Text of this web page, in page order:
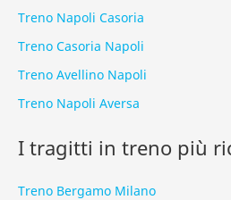
Treno Napoli Casoria
Treno Casoria Napoli
Treno Avellino Napoli
Treno Napoli Aversa
I tragitti in treno più
Treno Bergamo Milano